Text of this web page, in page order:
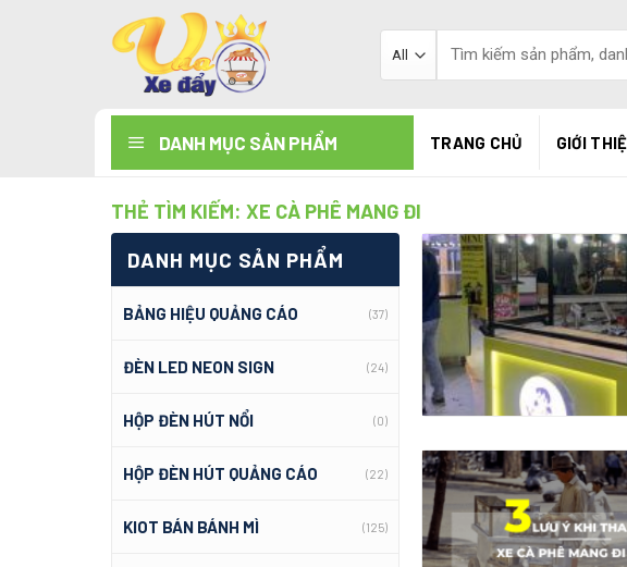
kiếm:
DANH MỤC SẢN PHẨM TRANG CHỦ GIỚI
THẺ TÌM KIẾM: XE CÀ PHÊ MANG ĐI
DANH MỤC SẢN PHẨM
BẢNG HIỆU QUẢNG CÁO (37)
ĐÈN LED NEON SIGN (24)
HỘP ĐÈN HÚT NỔI (0)
HỘP ĐÈN HÚT QUẢNG CÁO (22)
KIOT BÁN BÁNH MÌ (125)